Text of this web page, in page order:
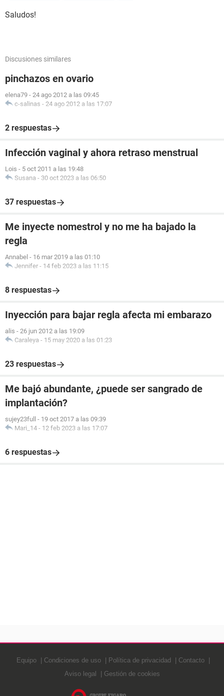
Saludos!
Discusiones similares
pinchazos en ovario
elena79 - 24 ago 2012 a las 09:45
c-salinas - 24 ago 2012 a las 17:07
2 respuestas
Infección vaginal y ahora retraso menstrual
Lois - 5 oct 2011 a las 19:48
Susana - 30 oct 2023 a las 06:50
37 respuestas
Me inyecte nomestrol y no me ha bajado la
regla
Annabel - 16 mar 2019 a las 01:10
Jennifer - 14 feb 2023 a las 11:15
8 respuestas
Inyección para bajar regla afecta mi embarazo
alis - 26 jun 2012 a las 19:09
Caraleya - 15 may 2020 a las 01:23
23 respuestas
Me bajó abundante, ¿puede ser sangrado de
implantación?
sujey23full - 19 oct 2017 a las 09:39
Mari_14 - 12 feb 2023 a las 17:07
6 respuestas
Equipo Condiciones de uso Política de privacidad
Contacto
Aviso legal
Gestión de cookies